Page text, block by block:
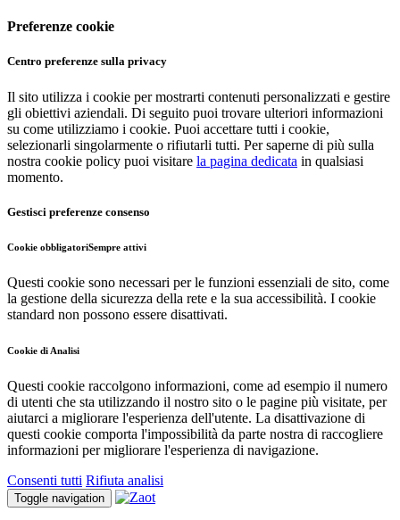
Preferenze cookie
Centro preferenze sulla privacy
Il sito utilizza i cookie per mostrarti contenuti personalizzati e gestire
gli obiettivi aziendali. Di seguito puoi trovare ulteriori informazioni
su come utilizziamo i cookie. Puoi accettare tutti i cookie,
selezionarli singolarmente o rifiutarli tutti. Per saperne di più sulla
nostra cookie policy puoi visitare la pagina dedicata in qualsiasi
momento.
Gestisci preferenze consenso
Cookie obbligatoriSempre attivi
Questi cookie sono necessari per le funzioni essenziali de sito, come
la gestione della sicurezza della rete e la sua accessibilità. I cookie
standard non possono essere disattivati.
Cookie di Analisi
Questi cookie raccolgono informazioni, come ad esempio il numero
di utenti che sta utilizzando il nostro sito o le pagine più visitate, per
aiutarci a migliorare l'esperienza dell'utente. La disattivazione di
questi cookie comporta l'impossibilità da parte nostra di raccogliere
informazioni per migliorare l'esperienza di navigazione.
Consenti tutti Rifiuta analisi
Toggle navigation